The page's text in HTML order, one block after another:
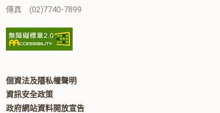
傳真
(02)7740-7899
個資法及隱私權聲明
資訊安全政策
政府網站資料開放宣告